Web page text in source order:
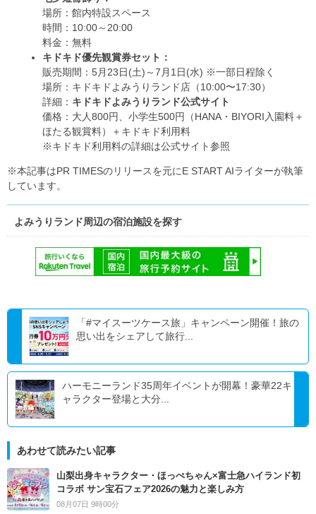
場所：館内特設スペース
時間：10:00～20:00
料金：無料
キドキド優先観賞券セット：
販売期間：5月23日(土)～7月1日(水) ※一部日程除く
場所：キドキドよみうりランド店（10:00〜17:30）
詳細： キドキドよみうりランド公式サイト
価格：大人800円、小学生500円（HANA・BIYORI入園料＋
ほたる観賞料）＋キドキド利用料
※キドキド利用料の詳細は公式サイト参照
※本記事はPR TIMESのリリースを元にE START AIライターが執筆
しています。
よみうりランド周辺の宿泊施設を探す
「#マイスーツケース旅」キャンペーン開催！旅の
思い出をシェアして旅行...
ハーモニーランド35周年イベントが開幕！豪華22キ
ャラクター登場と大分...
あわせて読みたい記事
山梨出身キャラクター・ほっぺちゃん×富士急ハイランド初
コラボ サン宝石フェア2026の魅力と楽しみ方
08月07日 9時00分